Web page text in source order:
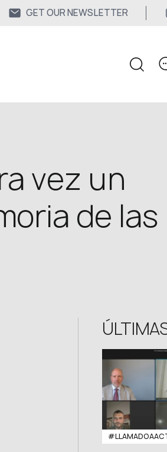
GET OUR NEWSLETTER
Para los
vez un
de las